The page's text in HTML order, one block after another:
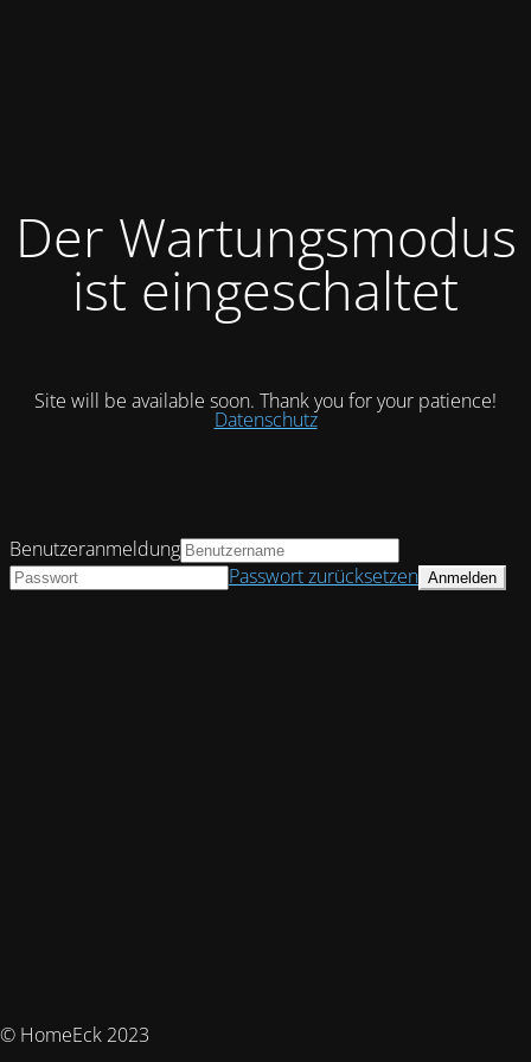
Der Wartungsmodus
ist eingeschaltet
Site will be available soon. Thank you for your patience!
Datenschutz
© HomeEck 2023
Benutzeranmeldung
Passwort zurücksetzen